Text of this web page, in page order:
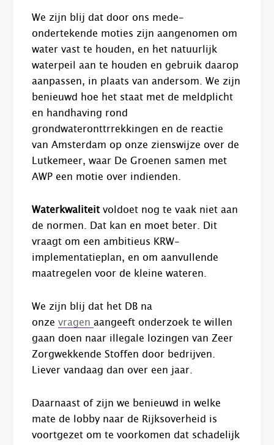
We zijn blij dat door ons mede-
ondertekende moties zijn aangenomen om
water vast te houden, en het natuurlijk
waterpeil aan te houden en gebruik daarop
aanpassen, in plaats van andersom. We zijn
benieuwd hoe het staat met de meldplicht
en handhaving rond
grondwateronttrrekkingen en de reactie
van Amsterdam op onze zienswijze over de
Lutkemeer, waar De Groenen samen met
AWP een motie over indienden.
Waterkwaliteit voldoet nog te vaak niet aan
de normen. Dat kan en moet beter. Dit
vraagt om een ambitieus KRW-
implementatieplan, en om aanvullende
maatregelen voor de kleine wateren.
We zijn blij dat het DB na
onzevragenaangeeft onderzoek te willen
gaan doen naar illegale lozingen van Zeer
Zorgwekkende Stoffen door bedrijven.
Liever vandaag dan over een jaar.
Daarnaast of zijn we benieuwd in welke
mate de lobby naar de Rijksoverheid is
voortgezet om te voorkomen dat schadelijk